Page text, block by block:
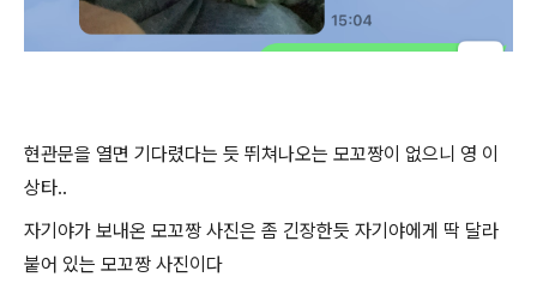
현관문을 열면 기다렸다는 듯 뛰쳐나오는 모꼬짱이 없으니 영 이
상타..
자기야가 보내온 모꼬짱 사진은 좀 긴장한듯 자기야에게 딱 달라
붙어 있는 모꼬짱 사진이다